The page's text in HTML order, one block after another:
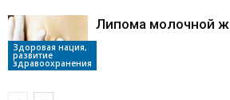
Здоровая нация,
развитие
здравоохранения
Липома молочной